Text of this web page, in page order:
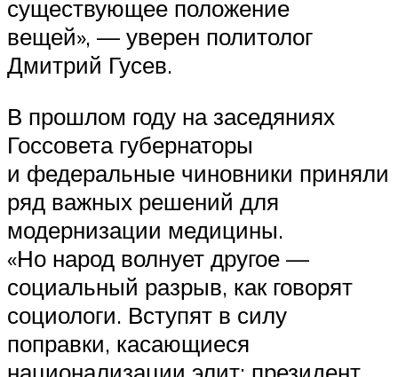
существующее положение
вещей», — уверен политолог
Дмитрий Гусев.
В прошлом году на заседяниях
Госсовета губернаторы
и федеральные чиновники приняли
ряд важных решений для
модернизации медицины.
«Но народ волнует другое —
социальный разрыв, как говорят
социологи. Вступят в силу
поправки, касающиеся